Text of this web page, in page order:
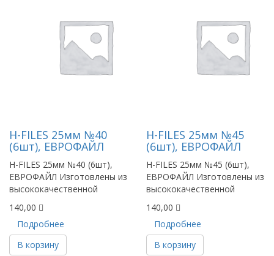
Н-FILES 25мм №40
(6шт), ЕВРОФАЙЛ
H-FILES 25мм №40 (6шт),
ЕВРОФАЙЛ Изготовлены из
высококачественной
140,00
Подробнее
В корзину
Н-FILES 25мм №45
(6шт), ЕВРОФАЙЛ
H-FILES 25мм №45 (6шт),
ЕВРОФАЙЛ Изготовлены из
высококачественной
140,00
Подробнее
В корзину